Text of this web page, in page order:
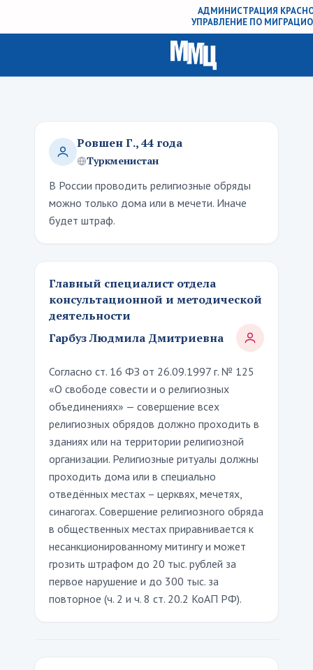
АДМИНИСТРАЦИЯ
УПРАВЛЕНИЕ ПО
Ровшен Г., 44 года
Туркменистан
В России проводить религиозные обряды
можно только дома или в мечети. Иначе
будет штраф.
Главный специалист отдела
консультационной и методической
деятельности
Гарбуз Людмила Дмитриевна
Согласно ст. 16 ФЗ от 26.09.1997 г. № 125
«О свободе совести и о религиозных
объединениях» — совершение всех
религиозных обрядов должно проходить в
зданиях или на территории религиозной
организации. Религиозные ритуалы должны
проходить дома или в специально
отведённых местах – церквях, мечетях,
синагогах. Совершение религиозного обряда
в общественных местах приравнивается к
несанкционированному митингу и может
грозить штрафом до 20 тыс. рублей за
первое нарушение и до 300 тыс. за
повторное (ч. 2 и ч. 8 ст. 20.2 КоАП РФ).